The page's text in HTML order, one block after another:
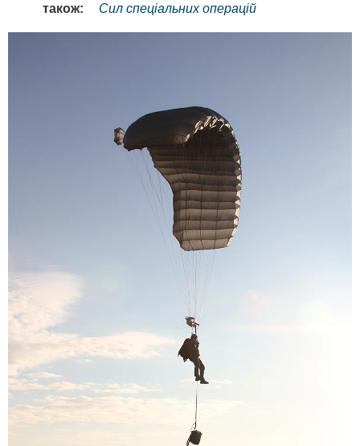
також:
Сил спеціальних операцій